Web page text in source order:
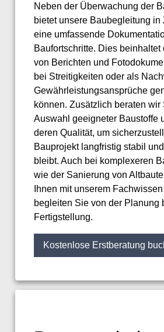
Neben der Überwachung der
bietet unsere Baubegleitung in
eine umfassende
Baufortschritte. Dies beinhaltet
von Berichten und
bei Streitigkeiten oder als
Gewährleistungsansprüche
können. Zusätzlich beraten wir
Auswahl geeigneter Baustoffe
deren Qualität, um
Bauprojekt langfristig stabil
bleibt. Auch bei komplexeren
wie der Sanierung von
Ihnen mit unserem
begleiten Sie von der Planung
Fertigstellung.
Kostenlose Erstberatung